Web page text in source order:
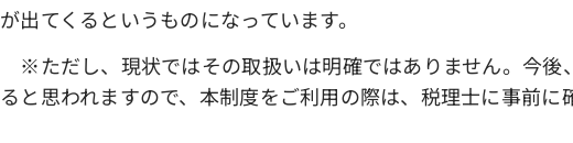
が出てくるというものになっています。
※ただし、現状ではその取扱いは明確ではありません。今後
ると思われますので、本制度をご利用の際は、税理士に事前に